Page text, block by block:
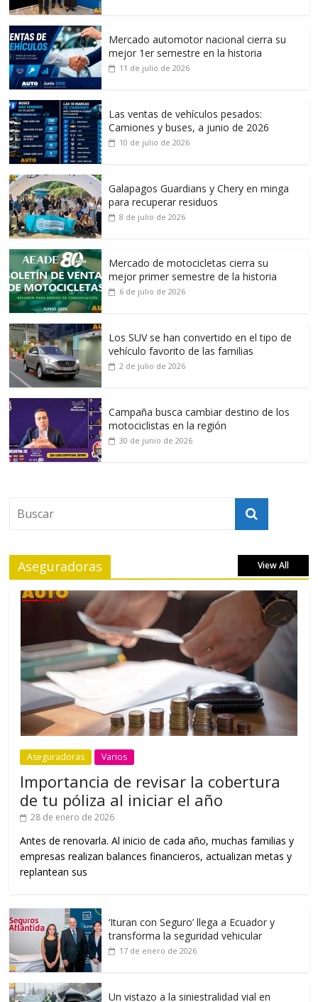
Mercado automotor nacional cierra su
mejor 1er semestre en la historia
11 de julio de 2026
Las ventas de vehículos pesados:
Camiones y buses, a junio de 2026
10 de julio de 2026
Galapagos Guardians y Chery en minga
para recuperar residuos
8 de julio de 2026
Mercado de motocicletas cierra su
mejor primer semestre de la historia
6 de julio de 2026
Los SUV se han convertido en el tipo de
vehículo favorito de las familias
2 de julio de 2026
Campaña busca cambiar destino de los
motociclistas en la región
30 de junio de 2026
Aseguradoras View All
Aseguradoras Varios
Importancia de revisar la cobertura
de tu póliza al iniciar el año
28 de enero de 2026
Antes de renovarla. Al inicio de cada año, muchas familias y
empresas realizan balances financieros, actualizan metas y
replantean sus
‘Ituran con Seguro’ llega a Ecuador y
transforma la seguridad vehicular
17 de enero de 2026
Un vistazo a la siniestralidad vial en